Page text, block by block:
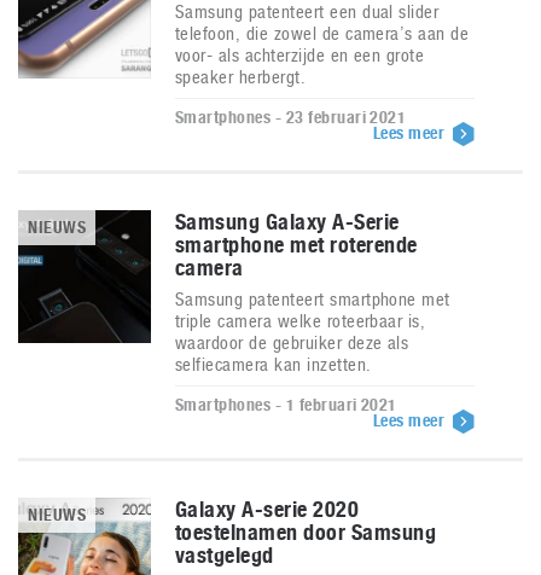
Samsung patenteert een dual slider
telefoon, die zowel de camera’s aan de
voor- als achterzijde en een grote
speaker herbergt.
Smartphones - 23 februari 2021
Lees meer
NIEUWS
Samsung Galaxy A-Serie
smartphone met roterende
camera
Samsung patenteert smartphone met
triple camera welke roteerbaar is,
waardoor de gebruiker deze als
selfiecamera kan inzetten.
Smartphones - 1 februari 2021
Lees meer
NIEUWS
Galaxy A-serie 2020
toestelnamen door Samsung
vastgelegd